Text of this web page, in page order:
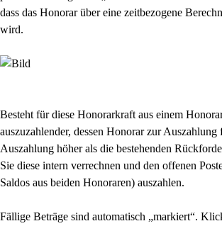
dass das Honorar über eine zeitbezogene
wird.
Besteht für diese Honorarkraft aus einem
auszuzahlender, dessen Honorar zur
Auszahlung höher als die bestehenden
Sie diese intern verrechnen und den offenen
Saldos aus beiden Honoraren) auszahlen.
Fällige Beträge sind automatisch „markiert“.